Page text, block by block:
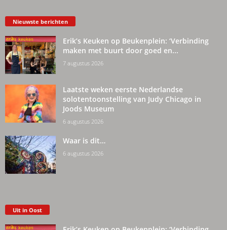
Nieuwste berichten
Erik’s Keuken op Beukenplein: ‘Verbinding
maken met buurt door goed en...
7 augustus 2026
Laatste weken eerste Nederlandse
solotentoonstelling van Judy Chicago in
Joods Museum
6 augustus 2026
Waar is dit…
6 augustus 2026
Uit in Oost